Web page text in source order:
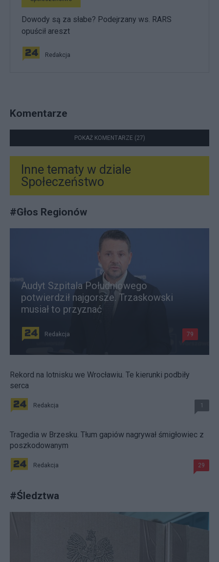
Dowody są za słabe? Podejrzany ws. RARS
opuścił areszt
Redakcja
Komentarze
POKAŻ KOMENTARZE (27)
Inne tematy w dziale
Społeczeństwo
#Głos Regionów
Audyt Szpitala Południowego
potwierdził najgorsze. Trzaskowski
musiał to przyznać
Redakcja 79
Rekord na lotnisku we Wrocławiu. Te kierunki podbiły
serca
Redakcja 1
Tragedia w Brzesku. Tłum gapiów nagrywał śmigłowiec z
poszkodowanym
Redakcja 29
#Śledztwa